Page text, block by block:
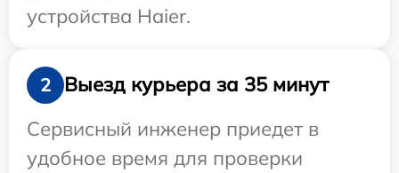
устройства Haier.
2
Выезд курьера за 35 минут
Сервисный инженер приедет в
удобное время для проверки